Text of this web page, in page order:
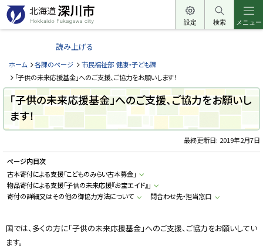
本
文
へ
ー
北
道
深
川
市
H
k
i
d
o
F
u
k
w
c
設定 検索 メニュー
読み上げる
ホーム 各課のページ
市民福祉部 健康・子ども課
「子供の未来応援基金」へのご支援、ご協力をお願いします！
「子供の未来応援基金」へのご支援、ご協力をお願いし
ます！
最終更新日: 2019年2月7日
ページ内目次
古本寄付による支援「こどものみらい古本募金」
物品寄付による支援「子供の未来応援『お宝エイド』」
寄付の詳細又はその他の御協力方法について
問合わせ先・担当窓口
国では、多くの方に「子供の未来応援基金」へのご支援、ご協力をお願いしてい
ます。